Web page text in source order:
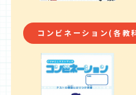
コンビネーション(各教